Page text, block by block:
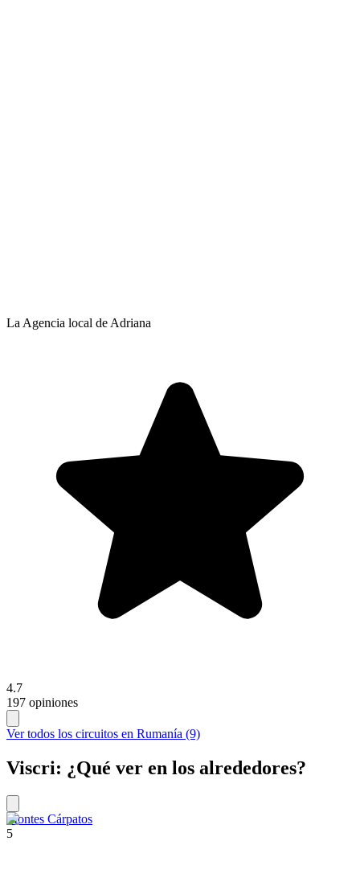
La Agencia local de Adriana
4.7
197 opiniones
Ver todos los circuitos en Rumanía (9)
Viscri: ¿Qué ver en los alrededores?
Montes Cárpatos
5